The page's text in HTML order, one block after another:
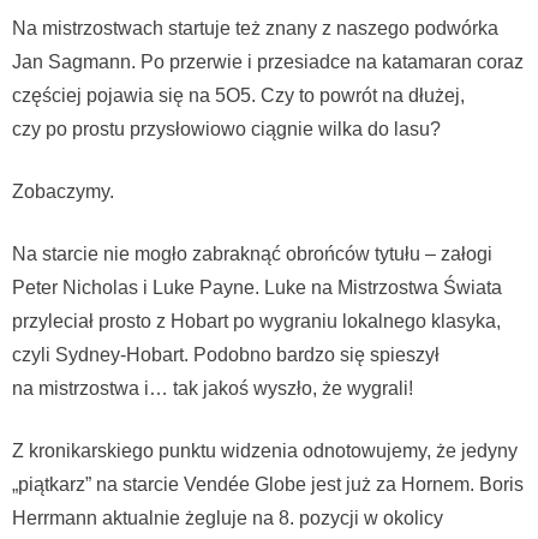
Na mistrzostwach startuje też znany z naszego podwórka
Jan Sagmann. Po przerwie i przesiadce na katamaran coraz
częściej pojawia się na 5O5. Czy to powrót na dłużej,
czy po prostu przysłowiowo ciągnie wilka do lasu?
Zobaczymy.
Na starcie nie mogło zabraknąć obrońców tytułu – załogi
Peter Nicholas i Luke Payne. Luke na Mistrzostwa Świata
przyleciał prosto z Hobart po wygraniu lokalnego klasyka,
czyli Sydney-Hobart. Podobno bardzo się spieszył
na mistrzostwa i… tak jakoś wyszło, że wygrali!
Z kronikarskiego punktu widzenia odnotowujemy, że jedyny
„piątkarz” na starcie Vendée Globe jest już za Hornem. Boris
Herrmann aktualnie żegluje na 8. pozycji w okolicy